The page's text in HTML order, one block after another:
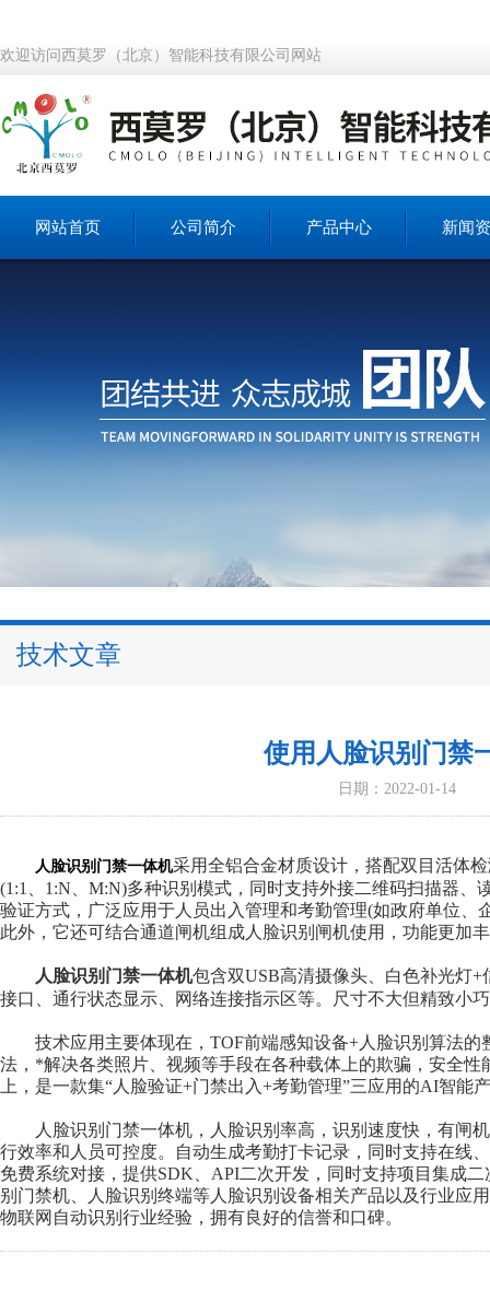
欢迎访问西莫罗（北京）智能科技有限公司网站
网站首页 公司简介 产品中心 新闻
技术文章
使用人脸识别门禁
日期：2022-01-14
人脸识别门禁一体机采用全铝合金材质设计，搭配双目活体
(1:1、1:N、M:N)多种识别模式，同时支持外接二维码扫描器
验证方式，广泛应用于人员出入管理和考勤管理(如政府单位
此外，它还可结合通道闸机组成人脸识别闸机使用，功能更加
人脸识别门禁一体机包含双USB高清摄像头、白色补光灯
接口、通行状态显示、网络连接指示区等。尺寸不大但精致小
技术应用主要体现在，TOF前端感知设备+人脸识别算法的
法，*解决各类照片、视频等手段在各种载体上的欺骗，安全
上，是一款集“人脸验证+门禁出入+考勤管理”三应用的AI智能
人脸识别门禁一体机，人脸识别率高，识别速度快，有闸
行效率和人员可控度。自动生成考勤打卡记录，同时支持在线
免费系统对接，提供SDK、API二次开发，同时支持项目集成
别门禁机、人脸识别终端等人脸识别设备相关产品以及行业应
物联网自动识别行业经验，拥有良好的信誉和口碑。